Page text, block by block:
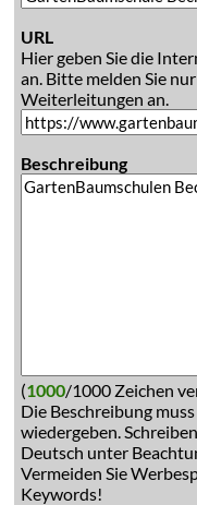
URL
Hier geben Sie die
an. Bitte melden Sie
Weiterleitungen an.
Beschreibung
(1000/1000 Zeichen
Die Beschreibung
wiedergeben.
Deutsch unter
Vermeiden Sie
Keywords!